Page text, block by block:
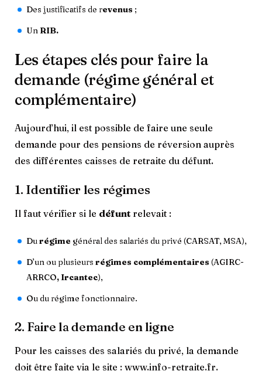
Des justificatifs de revenus ;
Un RIB.
Les étapes clés pour faire la
demande (régime général et
complémentaire)
Aujourd’hui, il est possible de faire une seule
demande pour des pensions de réversion auprès
des différentes caisses de retraite du défunt.
1. Identifier les régimes
Il faut vérifier si le défunt relevait :
Durégime général des salariés du privé (CARSAT, MSA),
D’un ou plusieurs régimes complémentaires (AGIRC-
ARRCO, Ircantec),
Ou du régime fonctionnaire.
2. Faire la demande en ligne
Pour les caisses des salariés du privé, la demande
doit être faite via le site : www.info-retraite.fr.